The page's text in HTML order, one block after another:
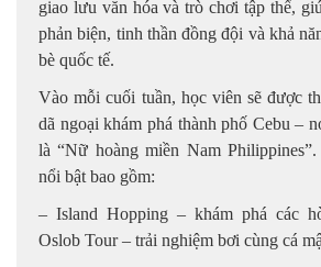
giao lưu văn hóa và trò chơi tập thể,
phản biện, tinh thần đồng đội và khả
bè quốc tế.
Vào mỗi cuối tuần, học viên sẽ được
dã ngoại khám phá thành phố Cebu –
là “Nữ hoàng miền Nam
nổi bật bao gồm:
– Island Hopping – khám phá các
Oslob Tour – trải nghiệm bơi cùng cá